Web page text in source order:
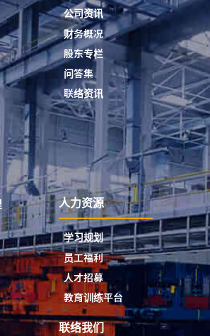
公司资讯
财务概况
股东专栏
问答集
联络资讯
人力资源
学习规划
员工福利
人才招募
教育训练平台
联络我们